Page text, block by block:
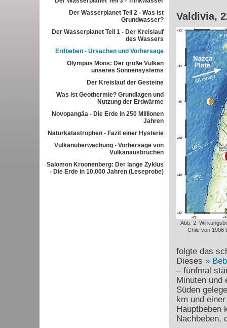
Der Wasserplanet Teil 2 - Was ist
Grundwasser?
Der Wasserplanet Teil 1 - Der Kreislauf
des Wassers
Erdbeben - Ursachen und Vorhersage
Olympus Mons: Der größe Vulkan
unseres Sonnensystems
Der Kreislauf der Gesteine
Was ist Geothermie? Grundlagen und
Nutzung der Erdwärme
Novopangäa - Die Erde in 250 Millionen
Jahren
Naturkatastrophen - Fazit einer Hysterie
Vulkanüberwachung - Vorhersage von
Vulkanausbrüchen
Salomon Kroonenberg: Der lange Zyklus
- Die Erde in 10.000 Jahren (Leseprobe)
Valdivia,
Abb. 2:
Chile von 1906
folgte das
Dieses
– fünfmal
Minuten und
Süden
km und
Hauptbeben
Nachbeben,